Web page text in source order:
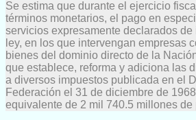
Se estima que durante el ejercicio
términos monetarios, el pago en
servicios expresamente declarados
ley, en los que intervengan empresas
bienes del dominio directo de la
que establece, reforma y adiciona las
a diversos impuestos publicada en el
Federación el 31 de diciembre de
equivalente de 2 mil 740.5 millones de